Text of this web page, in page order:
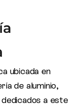
ubicada en
de aluminio,
a este